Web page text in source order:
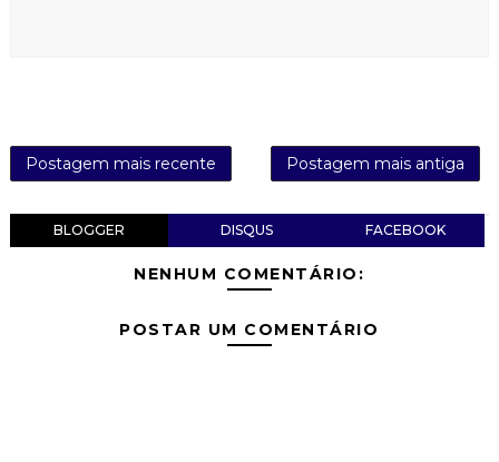
Postagem mais recente Postagem mais antiga
BLOGGER DISQUS FACEBOOK
NENHUM COMENTÁRIO:
POSTAR UM COMENTÁRIO